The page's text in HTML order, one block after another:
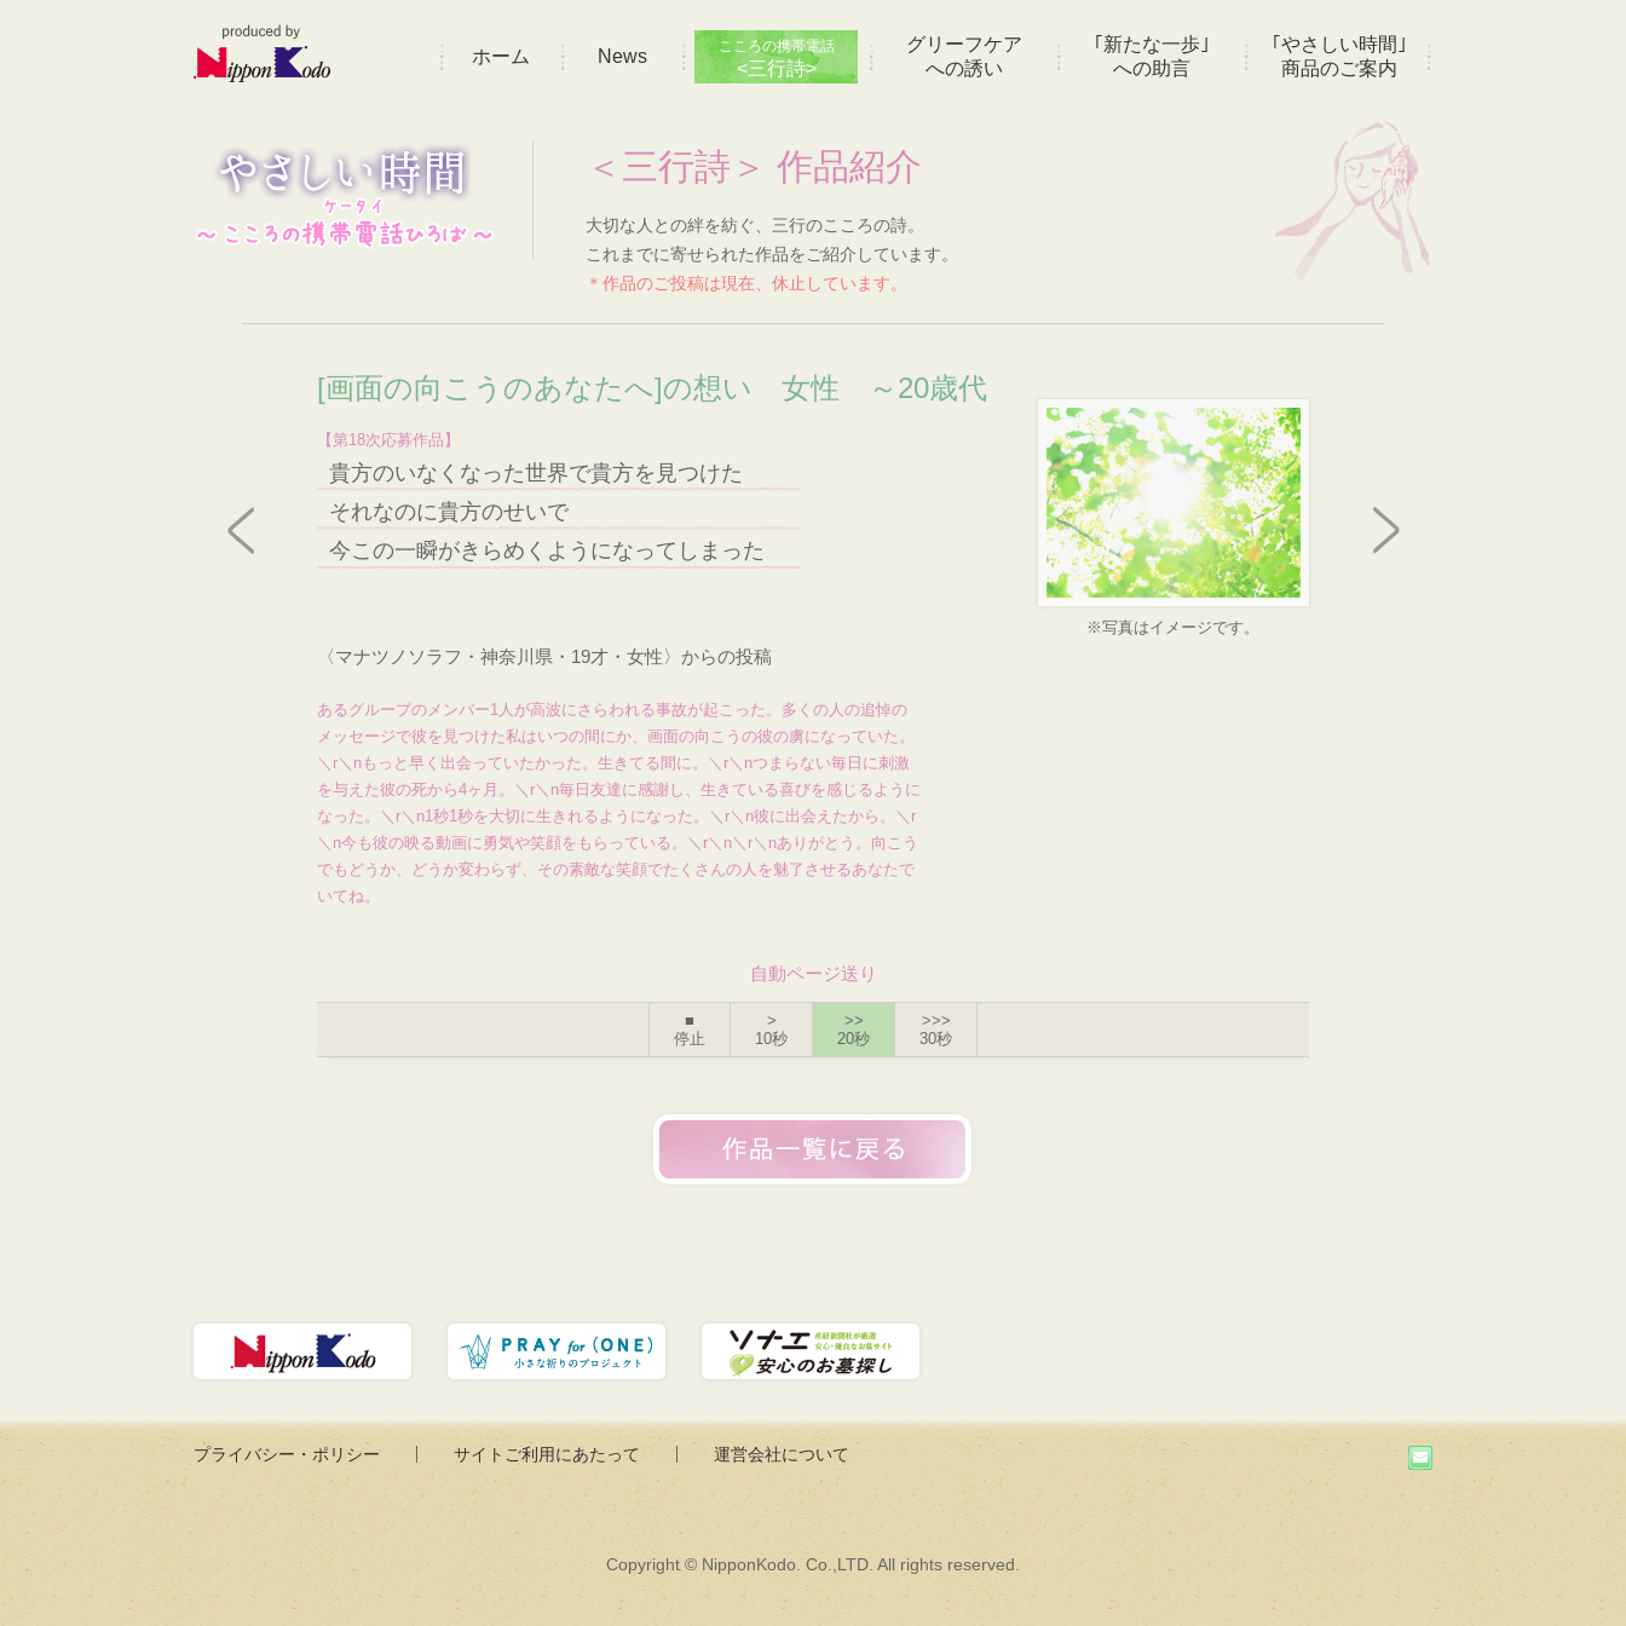
ホーム News こころの携帯電話
<三行詩>
グリーフケア
への誘い
｢新たな一歩｣
への助言
｢やさしい時間｣
商品のご案内
＜三行詩＞ 作品紹介
大切な人との絆を紡ぐ、三行のこころの詩。
これまでに寄せられた作品をご紹介しています。
＊作品のご投稿は現在、休止しています。
[画面の向こうのあなたへ]の想い 女性 ～20歳代
【第18次応募作品】
貴方のいなくなった世界で貴方を見つけた
それなのに貴方のせいで
今この一瞬がきらめくようになってしまった
※写真はイメージです。
〈マナツノソラフ・神奈川県・19才・女性〉からの投稿
あるグループのメンバー1人が高波にさらわれる事故が起こった。多くの人の追悼の
メッセージで彼を見つけた私はいつの間にか、画面の向こうの彼の虜になっていた。
＼r＼nもっと早く出会っていたかった。生きてる間に。＼r＼nつまらない毎日に刺激
を与えた彼の死から4ヶ月。＼r＼n毎日友達に感謝し、生きている喜びを感じるように
なった。＼r＼n1秒1秒を大切に生きれるようになった。＼r＼n彼に出会えたから。＼r
＼n今も彼の映る動画に勇気や笑顔をもらっている。＼r＼n＼r＼nありがとう。向こう
でもどうか、どうか変わらず、その素敵な笑顔でたくさんの人を魅了させるあなたで
いてね。
自動ページ送り
■
停止
>
10秒
>>
20秒
>>>
30秒
プライバシー・ポリシー サイトご利用にあたって 運営会社について
Copyright © NipponKodo. Co.,LTD. All rights reserved.